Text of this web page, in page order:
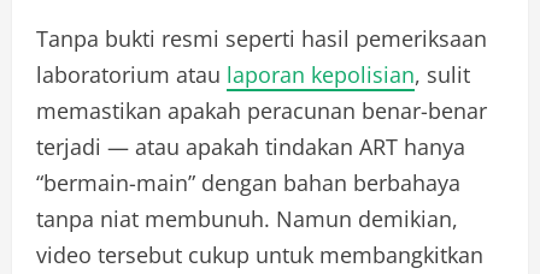
Tanpa bukti resmi seperti hasil pemeriksaan
laboratorium atau laporan kepolisian, sulit
memastikan apakah peracunan benar-benar
terjadi — atau apakah tindakan ART hanya
“bermain-main” dengan bahan berbahaya
tanpa niat membunuh. Namun demikian,
video tersebut cukup untuk membangkitkan